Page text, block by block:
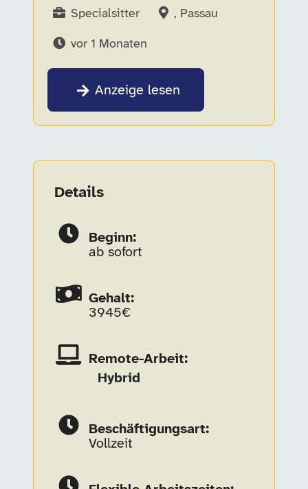
Specialsitter , Passau
vor 1 Monaten
Anzeige lesen
Details
Beginn:
ab sofort
Gehalt:
3945€
Remote-Arbeit:
Hybrid
Beschäftigungsart:
Vollzeit